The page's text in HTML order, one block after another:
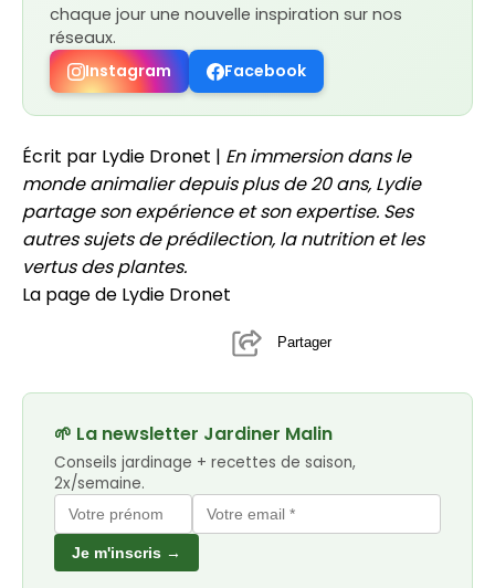
chaque jour une nouvelle inspiration sur nos
réseaux.
Instagram
Facebook
Écrit par Lydie Dronet | En immersion dans le
monde animalier depuis plus de 20 ans, Lydie
partage son expérience et son expertise. Ses
autres sujets de prédilection, la nutrition et les
vertus des plantes.
La page de Lydie Dronet
Partager
🌱 La newsletter Jardiner Malin
Conseils jardinage + recettes de saison,
2x/semaine.
Je m'inscris →